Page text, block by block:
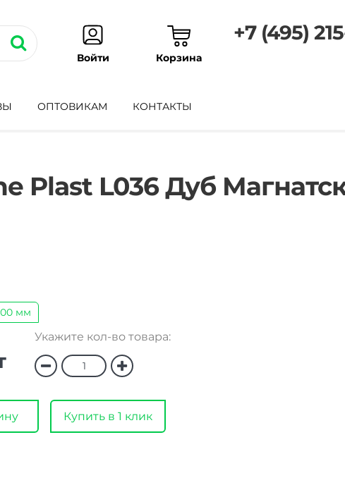
Войти Корзина
+7 (495)
ОПТОВИКАМ КОНТАКТЫ
Plast L036 Дуб
мм
Укажите кол-во товара:
Купить в 1 клик